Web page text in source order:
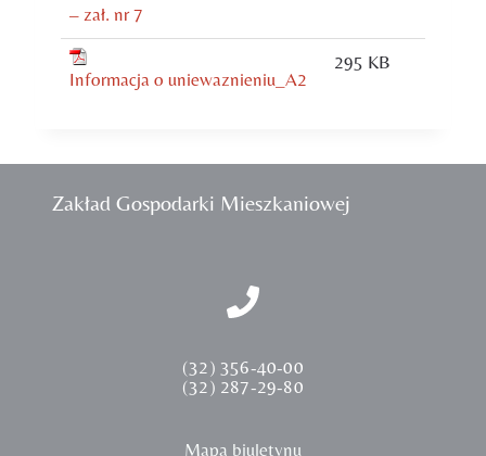
– zał. nr 7
Informacja o uniewaznieniu_A2
295 KB
Zakład Gospodarki Mieszkaniowej
(32) 356-40-00
(32) 287-29-80
Mapa biuletynu